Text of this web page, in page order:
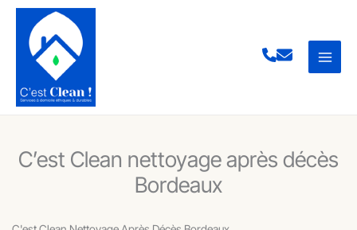
Aller
contenu
C’est Clean nettoyage après décès
Bordeaux